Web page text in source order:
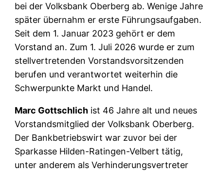
bei der Volksbank Oberberg ab. Wenige Jahre
später übernahm er erste Führungsaufgaben.
Seit dem 1. Januar 2023 gehört er dem
Vorstand an. Zum 1. Juli 2026 wurde er zum
stellvertretenden Vorstandsvorsitzenden
berufen und verantwortet weiterhin die
Schwerpunkte Markt und Handel.
Marc Gottschlich ist 46 Jahre alt und neues
Vorstandsmitglied der Volksbank Oberberg.
Der Bankbetriebswirt war zuvor bei der
Sparkasse Hilden-Ratingen-Velbert tätig,
unter anderem als Verhinderungsvertreter